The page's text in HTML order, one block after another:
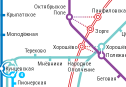
4
Хорошёво
Зорге
Крылатское
Молодёжная
Кунцевская
Пионерская
Беговая
Терехово
Мнёвники
Народное
Ополчение
Октябрьское
Поле
Белорусский
вокзал